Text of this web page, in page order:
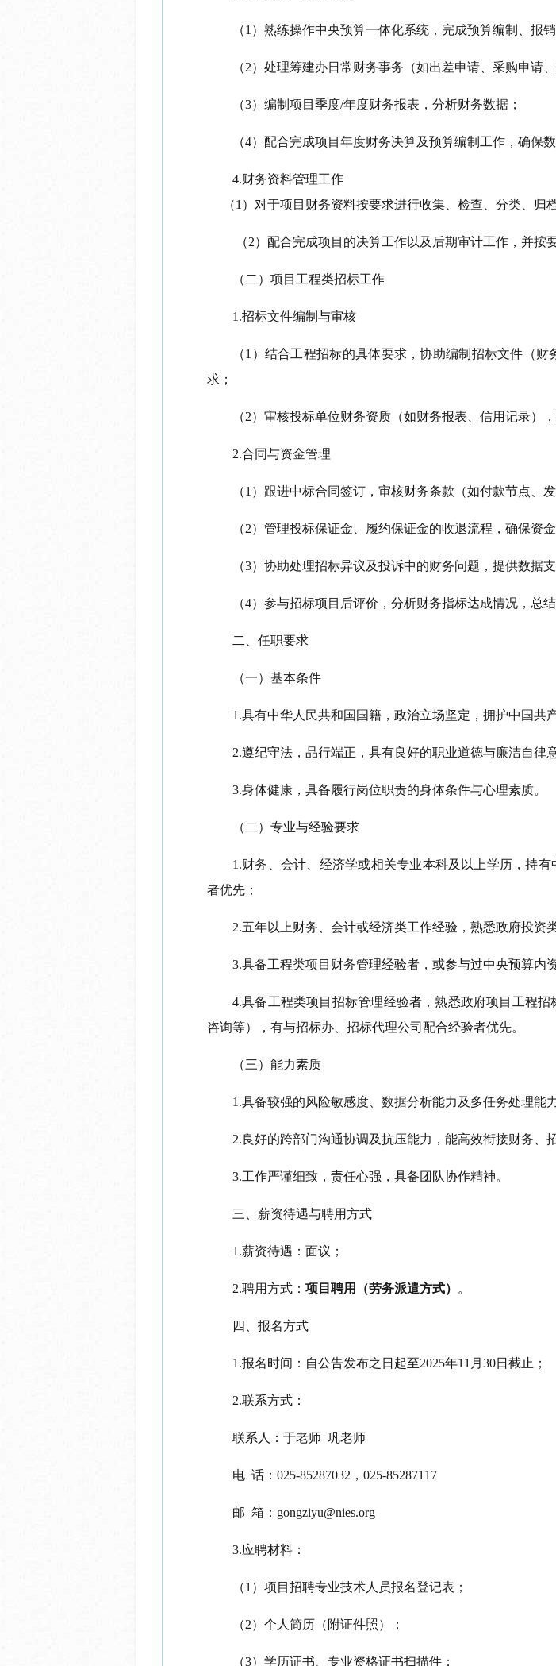
（1）熟练操作中央预算一体化系统，完成预算编制、报
（2）处理筹建办日常财务事务（如出差申请、采购申请
（3）编制项目季度/年度财务报表，分析财务数据；
（4）配合完成项目年度财务决算及预算编制工作，确保数
4.财务资料管理工作
（1）对于项目财务资料按要求进行收集、检查、分类、归
（2）配合完成项目的决算工作以及后期审计工作，并按
（二）项目工程类招标工作
1.招标文件编制与审核
（1）结合工程招标的具体要求，协助编制招标文件（
求；
（2）审核投标单位财务资质（如财务报表、信用记录），
2.合同与资金管理
（1）跟进中标合同签订，审核财务条款（如付款节点、
（2）管理投标保证金、履约保证金的收退流程，确保资
（3）协助处理招标异议及投诉中的财务问题，提供数据
（4）参与招标项目后评价，分析财务指标达成情况，总结
二、任职要求
（一）基本条件
1.具有中华人民共和国国籍，政治立场坚定，拥护中国共
2.遵纪守法，品行端正，具有良好的职业道德与廉洁自律
3.身体健康，具备履行岗位职责的身体条件与心理素质。
（二）专业与经验要求
1.财务、会计、经济学或相关专业本科及以上学历，持
者优先；
2.五年以上财务、会计或经济类工作经验，熟悉政府投资
3.具备工程类项目财务管理经验者，或参与过中央预算内
4.具备工程类项目招标管理经验者，熟悉政府项目工程
咨询等），有与招标办、招标代理公司配合经验者优先。
（三）能力素质
1.具备较强的风险敏感度、数据分析能力及多任务处理能
2.良好的跨部门沟通协调及抗压能力，能高效衔接财务、
3.工作严谨细致，责任心强，具备团队协作精神。
三、薪资待遇与聘用方式
1.薪资待遇：面议；
2.聘用方式： 项目聘用（劳务派遣方式） 。
四、报名方式
1.报名时间：自公告发布之日起至2025年11月30日截止；
2.联系方式：
联系人：于老师 巩老师
电 话： 025-85287032，025-85287117
邮 箱： gongziyu@nies.org
3.应聘材料：
（1）项目招聘专业技术人员报名登记表；
（2）个人简历（附证件照）；
（3）学历证书、专业资格证书扫描件；